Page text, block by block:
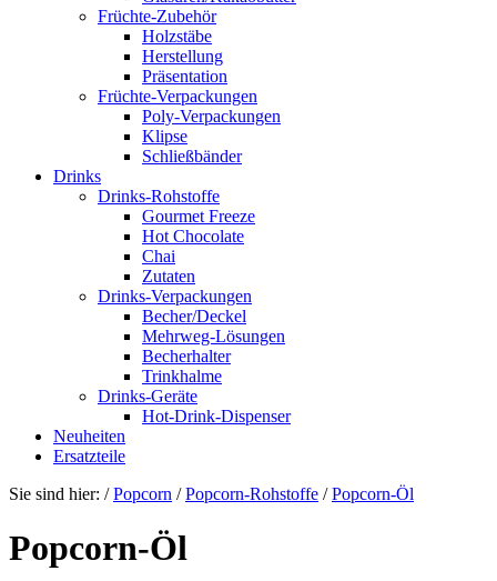
Früchte-Zubehör
Holzstäbe
Herstellung
Präsentation
Früchte-Verpackungen
Poly-Verpackungen
Klipse
Schließbänder
Drinks
Drinks-Rohstoffe
Gourmet Freeze
Hot Chocolate
Chai
Zutaten
Drinks-Verpackungen
Becher/Deckel
Mehrweg-Lösungen
Becherhalter
Trinkhalme
Drinks-Geräte
Hot-Drink-Dispenser
Neuheiten
Ersatzteile
Sie sind hier: /Popcorn /Popcorn-Rohstoffe /Popcorn-Öl
Popcorn-Öl